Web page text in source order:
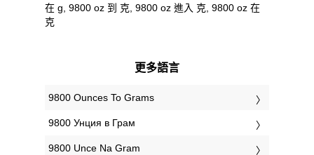
在 g, 9800 oz 到 克, 9800 oz 進入 克, 9800 oz 在
克
更多語言
‎9800 Ounces To Grams
‎9800 Унция в Грам
‎9800 Unce Na Gram